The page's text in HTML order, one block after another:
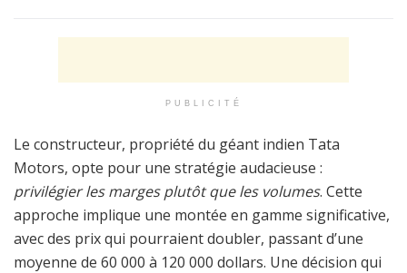
PUBLICITÉ
Le constructeur, propriété du géant indien Tata
Motors, opte pour une stratégie audacieuse :
privilégier les marges plutôt que les volumes. Cette
approche implique une montée en gamme significative,
avec des prix qui pourraient doubler, passant d’une
moyenne de 60 000 à 120 000 dollars. Une décision qui